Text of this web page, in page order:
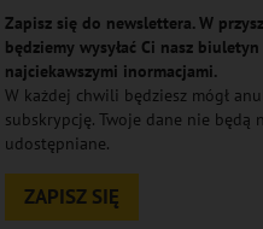
Zapisz się do newslettera. W
będziemy wysyłać Ci nasz biuletyn
najciekawszymi inormacjami.
W każdej chwili będziesz mógł
subskrypcję. Twoje dane nie będą
udostępniane.
ZAPISZ SIĘ